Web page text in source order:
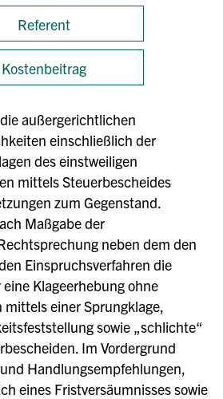
Referent
Kostenbeitrag
außergerichtlichen
einschließlich der
des einstweiligen
mittels Steuerbescheides
zum Gegenstand.
Maßgabe der
neben dem den
Einspruchsverfahren die
Klageerhebung ohne
einer Sprungklage,
sowie „schlichte“
Im Vordergrund
Handlungsempfehlungen,
eines Fristversäumnisses sowie